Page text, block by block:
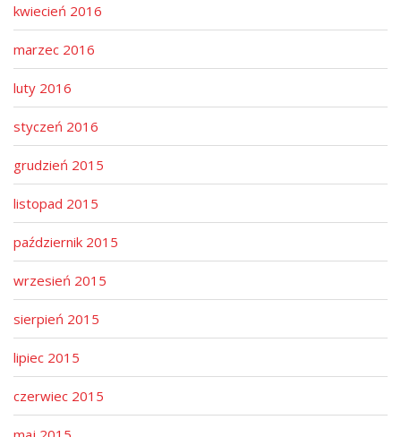
kwiecień 2016
marzec 2016
luty 2016
styczeń 2016
grudzień 2015
listopad 2015
październik 2015
wrzesień 2015
sierpień 2015
lipiec 2015
czerwiec 2015